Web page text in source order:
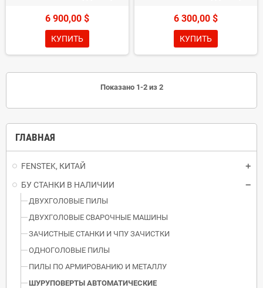
ГЛАВНАЯ
FENSTEK, КИТАЙ
БУ СТАНКИ В НАЛИЧИИ
ДВУХГОЛОВЫЕ ПИЛЫ
ДВУХГОЛОВЫЕ СВАРОЧНЫЕ МАШИНЫ
ЗАЧИСТНЫЕ СТАНКИ И ЧПУ ЗАЧИСТКИ
ОДНОГОЛОВЫЕ ПИЛЫ
ПИЛЫ ПО АРМИРОВАНИЮ И МЕТАЛЛУ
ШУРУПОВЕРТЫ АВТОМАТИЧЕСКИЕ
6 900,00 $
КУПИТЬ
6 300,00 $
КУПИТЬ
Показано 1-2 из 2